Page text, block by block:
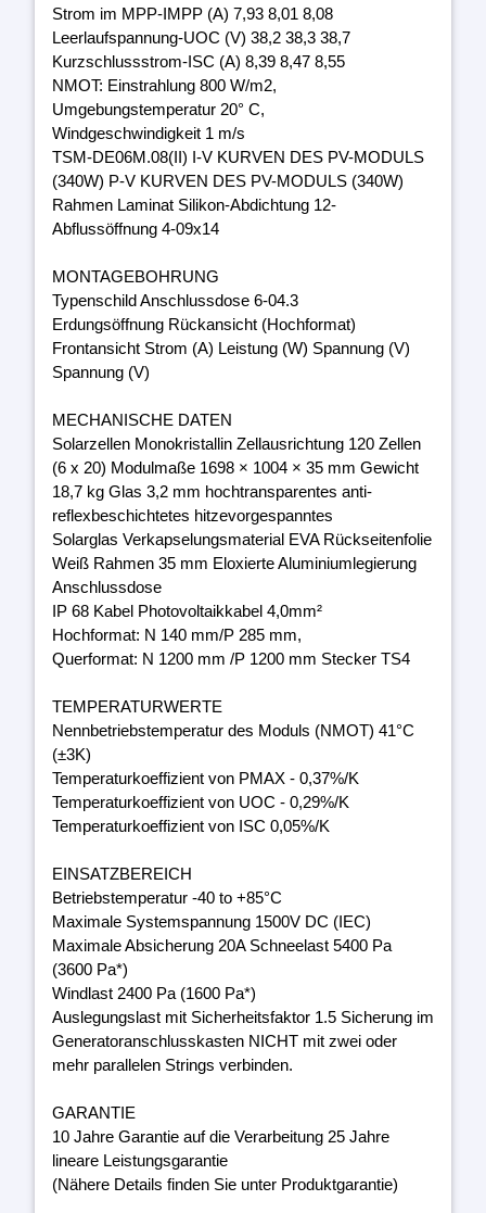
Strom im MPP-IMPP (A) 7,93 8,01 8,08
Leerlaufspannung-UOC (V) 38,2 38,3 38,7
Kurzschlussstrom-ISC (A) 8,39 8,47 8,55
NMOT: Einstrahlung 800 W/m2,
Umgebungstemperatur 20° C,
Windgeschwindigkeit 1 m/s
TSM-DE06M.08(II) I-V KURVEN DES PV-MODULS
(340W) P-V KURVEN DES PV-MODULS (340W)
Rahmen Laminat Silikon-Abdichtung 12-
Abflussöffnung 4-09x14
MONTAGEBOHRUNG
Typenschild Anschlussdose 6-04.3
Erdungsöffnung Rückansicht (Hochformat)
Frontansicht Strom (A) Leistung (W) Spannung (V)
Spannung (V)
MECHANISCHE DATEN
Solarzellen Monokristallin Zellausrichtung 120 Zellen
(6 x 20) Modulmaße 1698 × 1004 × 35 mm Gewicht
18,7 kg Glas 3,2 mm hochtransparentes anti-
reflexbeschichtetes hitzevorgespanntes
Solarglas Verkapselungsmaterial EVA Rückseitenfolie
Weiß Rahmen 35 mm Eloxierte Aluminiumlegierung
Anschlussdose
IP 68 Kabel Photovoltaikkabel 4,0mm²
Hochformat: N 140 mm/P 285 mm,
Querformat: N 1200 mm /P 1200 mm Stecker TS4
TEMPERATURWERTE
Nennbetriebstemperatur des Moduls (NMOT) 41°C
(±3K)
Temperaturkoeffizient von PMAX - 0,37%/K
Temperaturkoeffizient von UOC - 0,29%/K
Temperaturkoeffizient von ISC 0,05%/K
EINSATZBEREICH
Betriebstemperatur -40 to +85°C
Maximale Systemspannung 1500V DC (IEC)
Maximale Absicherung 20A Schneelast 5400 Pa
(3600 Pa*)
Windlast 2400 Pa (1600 Pa*)
Auslegungslast mit Sicherheitsfaktor 1.5 Sicherung im
Generatoranschlusskasten NICHT mit zwei oder
mehr parallelen Strings verbinden.
GARANTIE
10 Jahre Garantie auf die Verarbeitung 25 Jahre
lineare Leistungsgarantie
(Nähere Details finden Sie unter Produktgarantie)